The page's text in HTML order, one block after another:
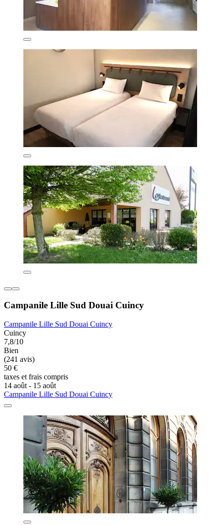
Campanile Lille Sud Douai Cuincy
Campanile Lille Sud Douai Cuincy
Cuincy
7,8/10
Bien
(241 avis)
50 €
taxes et frais compris
14 août - 15 août
Campanile Lille Sud Douai Cuincy